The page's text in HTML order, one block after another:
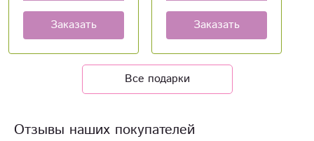
Заказать Заказать
Все подарки
Отзывы наших покупателей